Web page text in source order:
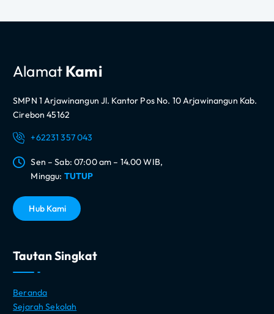
AlamatKami
SMPN 1 Arjawinangun Jl. Kantor Pos No. 10 Arjawinangun Kab.
Cirebon 45162
+62231 357 043
Sen – Sab: 07:00 am – 14.00 WIB,
Minggu: TUTUP
Hub Kami
Tautan Singkat
Beranda
Sejarah Sekolah